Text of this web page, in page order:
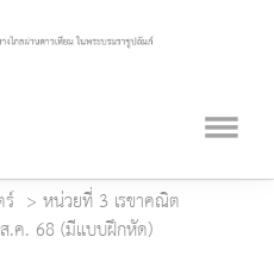
หน่วยที่ 3 เรขาคณิต
.ค. 68 (มีแบบฝึกหัด)